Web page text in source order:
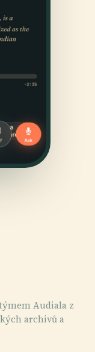
Audiala z
archivů a